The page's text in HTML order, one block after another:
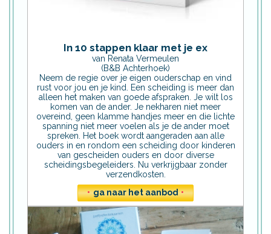
In 10 stappen klaar met je ex
van Renata Vermeulen
(B&B Achterhoek)
Neem de regie over je eigen ouderschap en vind
rust voor jou en je kind. Een scheiding is meer dan
alleen het maken van goede afspraken. Je wilt los
komen van de ander. Je nekharen niet meer
overeind, geen klamme handjes meer en die lichte
spanning niet meer voelen als je de ander moet
spreken. Het boek wordt aangeraden aan alle
ouders in en rondom een scheiding door kinderen
van gescheiden ouders en door diverse
scheidingsbegeleiders. Nu verkrijgbaar zonder
verzendkosten.
• ga naar het aanbod •